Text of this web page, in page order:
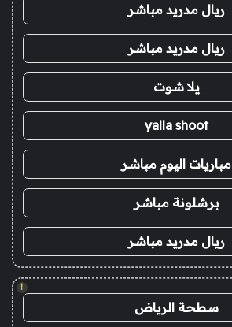
ريال مدريد مباشر
ريال مدريد مباشر
يلا شوت
yalla shoot
مباريات اليوم مباشر
برشلونة مباشر
ريال مدريد مباشر
!
سطحة الرياض